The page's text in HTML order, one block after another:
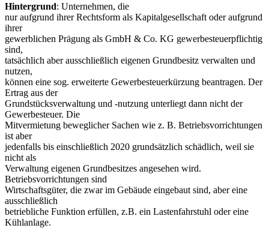
Hintergrund: Unternehmen, die
nur aufgrund ihrer Rechtsform als Kapitalgesellschaft oder aufgrund
ihrer
gewerblichen Prägung als GmbH & Co. KG gewerbesteuerpflichtig
sind,
tatsächlich aber ausschließlich eigenen Grundbesitz verwalten und
nutzen,
können eine sog. erweiterte Gewerbesteuerkürzung beantragen. Der
Ertrag aus der
Grundstücksverwaltung und -nutzung unterliegt dann nicht der
Gewerbesteuer. Die
Mitvermietung beweglicher Sachen wie z. B. Betriebsvorrichtungen
ist aber
jedenfalls bis einschließlich 2020 grundsätzlich schädlich, weil sie
nicht als
Verwaltung eigenen Grundbesitzes angesehen wird.
Betriebsvorrichtungen sind
Wirtschaftsgüter, die zwar im Gebäude eingebaut sind, aber eine
ausschließlich
betriebliche Funktion erfüllen, z.B. ein Lastenfahrstuhl oder eine
Kühlanlage.